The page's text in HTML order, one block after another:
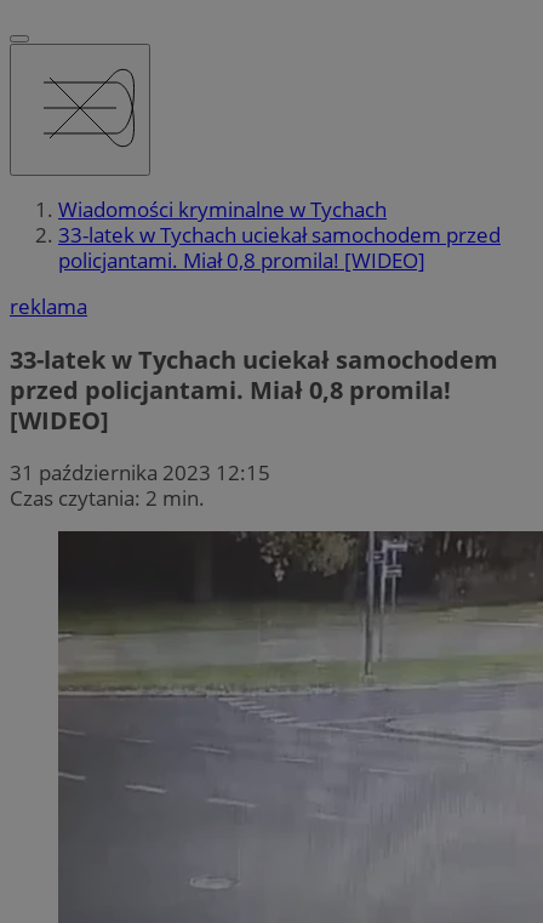
Wiadomości kryminalne w Tychach
33-latek w Tychach uciekał samochodem przed
policjantami. Miał 0,8 promila! [WIDEO]
reklama
33-latek w Tychach uciekał samochodem
przed policjantami. Miał 0,8 promila!
[WIDEO]
31 października 2023 12:15
Czas czytania: 2 min.